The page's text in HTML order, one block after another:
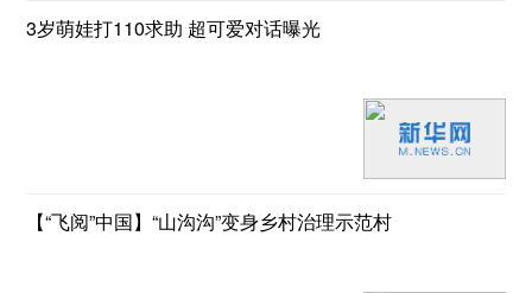
3岁萌娃打110求助 超可爱对话曝光
【“飞阅”中国】“山沟沟”变身乡村治理示范村